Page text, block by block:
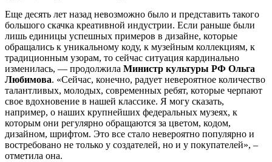
Еще десять лет назад невозможно было и представить такого
большого скачка креативной индустрии. Если раньше были
лишь единицы успешных примеров в дизайне, которые
обращались к уникальному коду, к музейным коллекциям, к
традиционным узорам, то сейчас ситуация кардинально
изменилась, — продолжила Министр культуры РФ Ольга
Любимова. «Сейчас, конечно, радует невероятное количество
талантливых, молодых, современных ребят, которые черпают
свое вдохновение в нашей классике. Я могу сказать,
например, о наших крупнейших федеральных музеях, к
которым они регулярно обращаются за цветом, кодом,
дизайном, шрифтом. Это все стало невероятно популярно и
востребовано не только у создателей, но и у покупателей», –
отметила она.